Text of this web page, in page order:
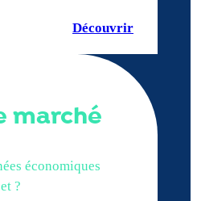
Découvrir
marché
économiques
?